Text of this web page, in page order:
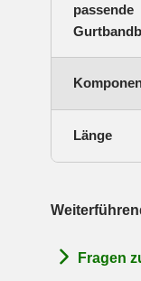
passende
Länge
Fragen